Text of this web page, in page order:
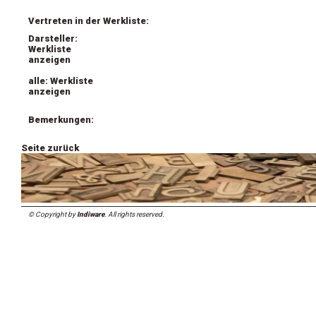
Vertreten in der Werkliste:
Darsteller:
Werkliste
anzeigen
alle: Werkliste
anzeigen
Bemerkungen:
Seite zurück
© Copyright byIndiware. All rights reserved.